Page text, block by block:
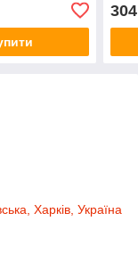
304
Харків, Україна